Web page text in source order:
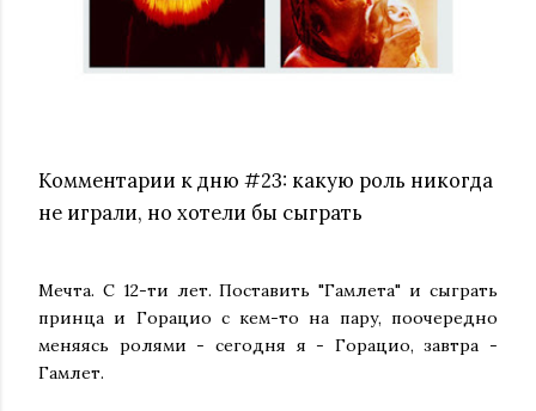
Комментарии к дню #23: какую роль никогда
не играли, но хотели бы сыграть
Мечта. С 12-ти лет. Поставить "Гамлета" и сыграть
принца и Горацио с кем-то на пару, поочередно
меняясь ролями - сегодня я - Горацио, завтра -
Гамлет.